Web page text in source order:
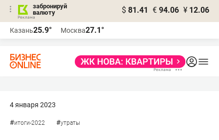
забронируй
валюту
$ 81.41 € 94.06 ¥ 12.06
Казань25.9° Москва27.1°
4 января 2023
#итоги-2022 #утраты